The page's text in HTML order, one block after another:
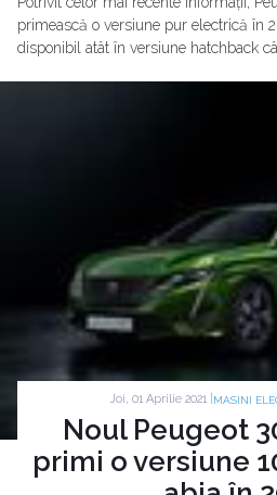
primească o versiune pur electrică în
disponibil atât în versiune hatchback
Joi, 01 Aprilie 2021 | MASINI
Noul Peugeot
primi o versiune